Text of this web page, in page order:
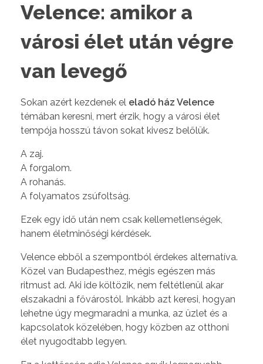
Velence: amikor a
városi élet után végre
van levegő
Sokan azért kezdenek el eladó ház Velence
témában keresni, mert érzik, hogy a városi élet
tempója hosszú távon sokat kivesz belőlük.
A zaj.
A forgalom.
A rohanás.
A folyamatos zsúfoltság.
Ezek egy idő után nem csak kellemetlenségek,
hanem életminőségi kérdések.
Velence ebből a szempontból érdekes alternatíva.
Közel van Budapesthez, mégis egészen más
ritmust ad. Aki ide költözik, nem feltétlenül akar
elszakadni a fővárostól. Inkább azt keresi, hogyan
lehetne úgy megmaradni a munka, az üzlet és a
kapcsolatok közelében, hogy közben az otthoni
élet nyugodtabb legyen.